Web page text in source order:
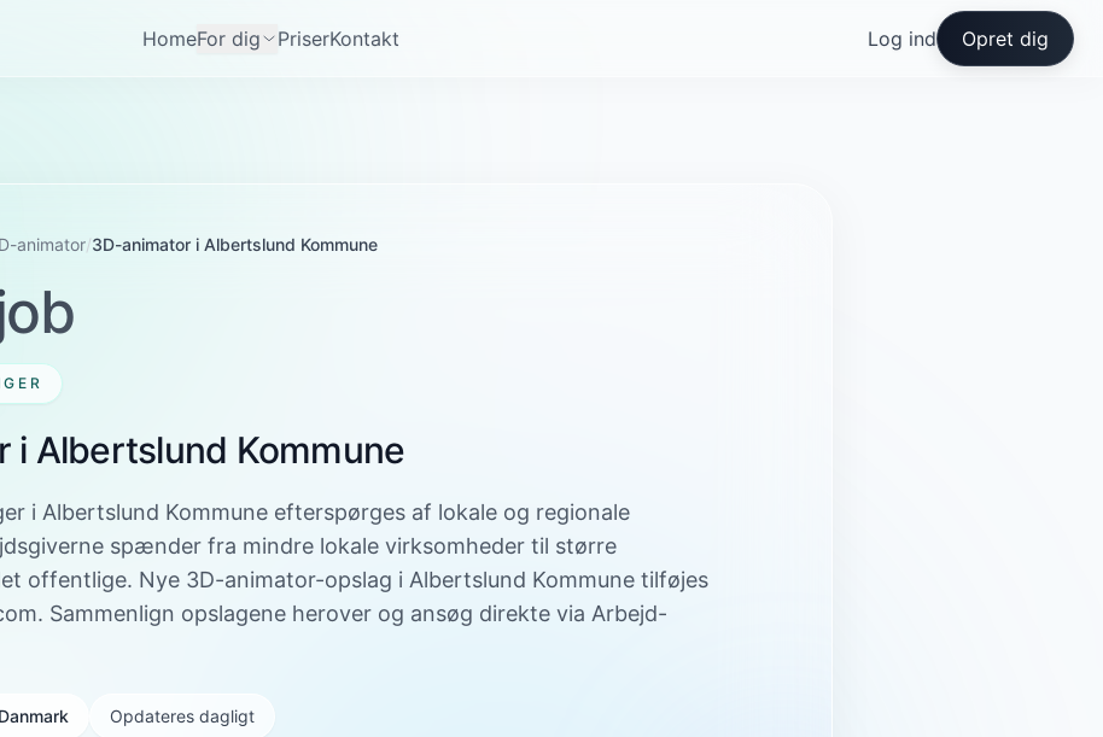
HomeFor dig PriserKontakt Log ind Opret dig
animator/3D-animator i Albertslund Kommune
i Albertslund Kommune
i Albertslund Kommune efterspørges af lokale og regionale
spænder fra mindre lokale virksomheder til større
offentlige. Nye 3D-animator-opslag i Albertslund Kommune tilføjes
Sammenlign opslagene herover og ansøg direkte via Arbejd-
Opdateres dagligt